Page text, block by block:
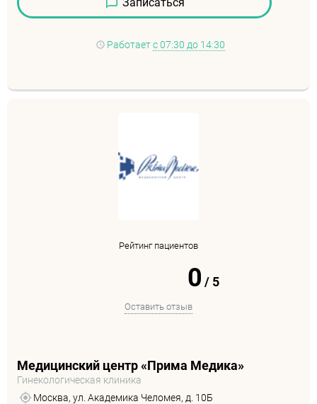
Работаетс 07:30 до 14:30
Рейтинг пациентов
0 / 5
Оставить отзыв
Медицинский центр «Прима Медика»
Гинекологическая клиника
Москва, ул. Академика Челомея, д. 10Б